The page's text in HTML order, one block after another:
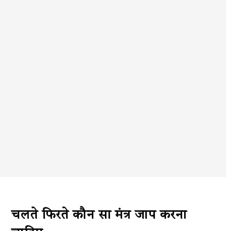
चलते फिरते कौन सा मंत्र जाप करना